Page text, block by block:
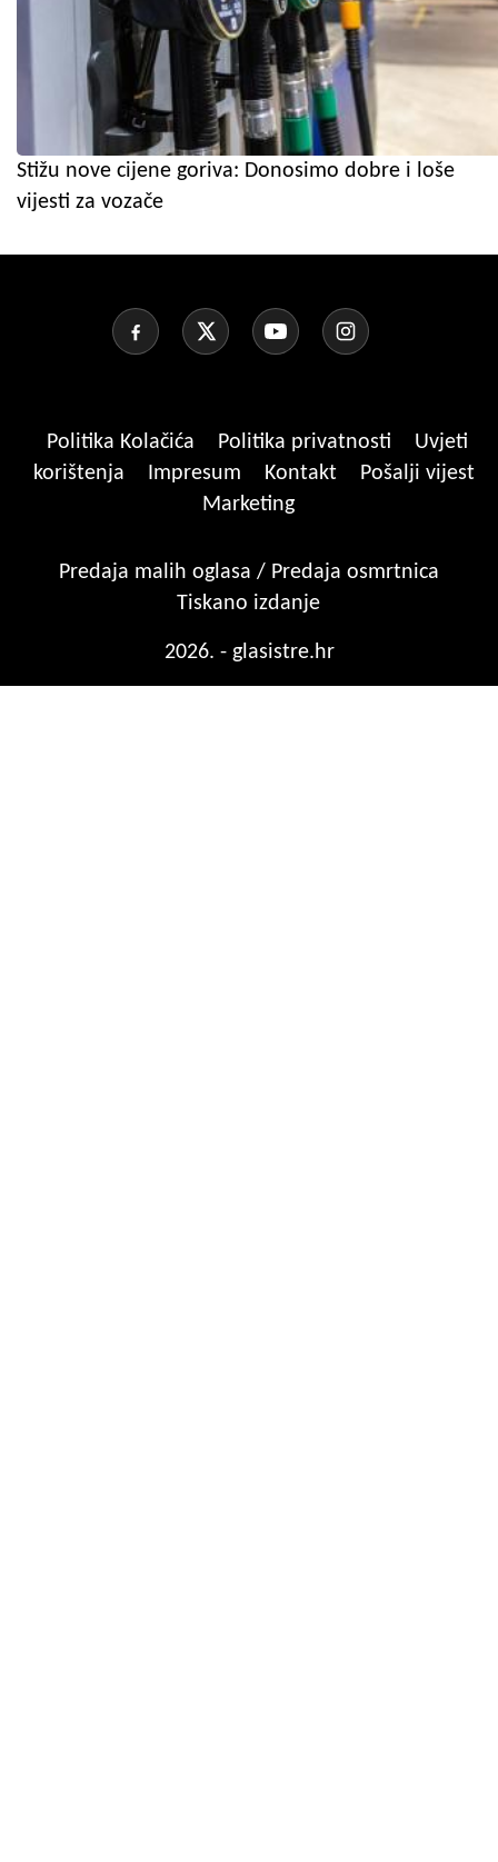
Stižu nove cijene goriva: Donosimo dobre i loše
vijesti za vozače
Politika Kolačića Politika privatnosti
Uvjeti
korištenja
Impresum Kontakt
Pošalji vijest
Marketing
Predaja malih oglasa / Predaja osmrtnica
Tiskano izdanje
2026. - glasistre.hr